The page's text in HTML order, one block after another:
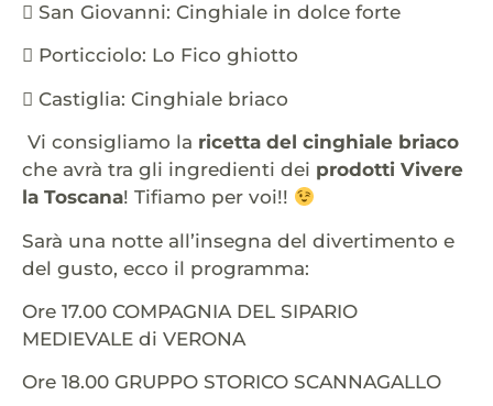
 San Giovanni: Cinghiale in dolce forte
 Porticciolo: Lo Fico ghiotto
 Castiglia: Cinghiale briaco
Vi consigliamo la ricetta del cinghiale briaco
che avrà tra gli ingredienti dei prodotti Vivere
la Toscana! Tifiamo per voi!!
Sarà una notte all’insegna del divertimento e
del gusto, ecco il programma:
Ore 17.00 COMPAGNIA DEL SIPARIO
MEDIEVALE di VERONA
Ore 18.00 GRUPPO STORICO SCANNAGALLO